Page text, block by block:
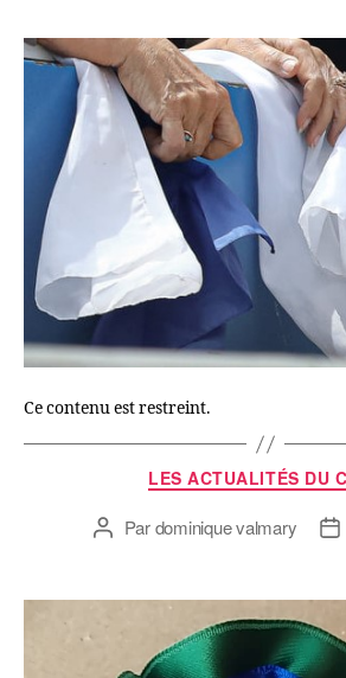
Ce contenu est restreint.
LES ACTUALITÉS DU
Pardominique valmary